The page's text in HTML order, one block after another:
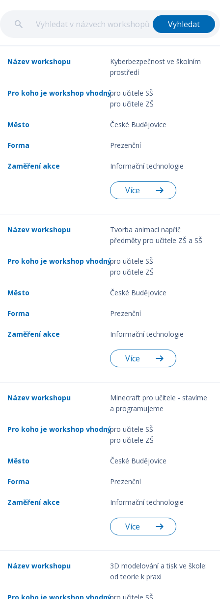
Vyhledat
Kyberbezpečnost ve školním
prostředí
pro učitele SŠ
pro učitele ZŠ
České Budějovice
Prezenční
Informační technologie
Více
Tvorba animací napříč
předměty pro učitele ZŠ a SŠ
pro učitele SŠ
pro učitele ZŠ
České Budějovice
Prezenční
Informační technologie
Více
Minecraft pro učitele - stavíme
a programujeme
pro učitele SŠ
pro učitele ZŠ
České Budějovice
Prezenční
Informační technologie
Více
3D modelování a tisk ve škole:
od teorie k praxi